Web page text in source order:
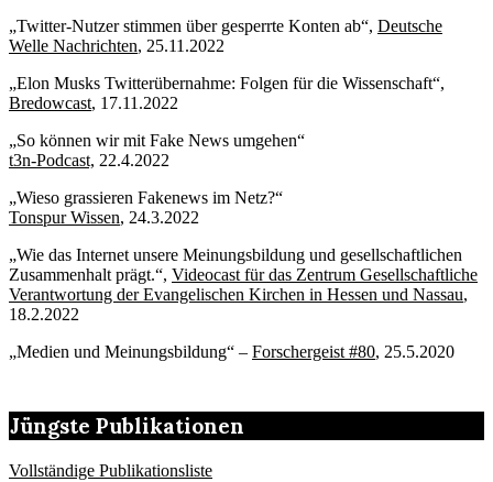
„Twitter-Nutzer stimmen über gesperrte Konten ab“, Deutsche
Welle Nachrichten, 25.11.2022
„Elon Musks Twitterübernahme: Folgen für die Wissenschaft“,
Bredowcast, 17.11.2022
„So können wir mit Fake News umgehen“
t3n-Podcast, 22.4.2022
„Wieso grassieren Fakenews im Netz?“
Tonspur Wissen, 24.3.2022
„Wie das Internet unsere Meinungsbildung und gesellschaftlichen
Zusammenhalt prägt.“, Videocast für das Zentrum Gesellschaftliche
Verantwortung der Evangelischen Kirchen in Hessen und Nassau,
18.2.2022
„Medien und Meinungsbildung“ – Forschergeist #80, 25.5.2020
Jüngste Publikationen
Vollständige Publikationsliste